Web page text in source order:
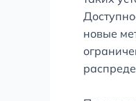
новые